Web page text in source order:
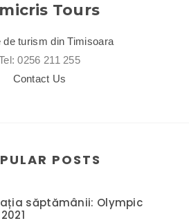
Tours
de turism din Timisoara
0256 211 255
Contact Us
POSTS
săptămânii: Olympic